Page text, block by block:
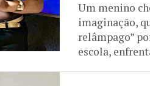
Um menino
imaginação,
relâmpago”
escola,